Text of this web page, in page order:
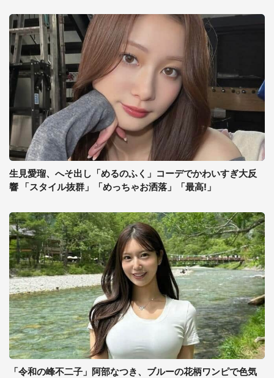
生見愛瑠、へそ出し「めるのふく」コーデでかわいすぎ大反
響 「スタイル抜群」「めっちゃお洒落」「最高!」
「令和の峰不二子」阿部なつき、ブルーの花柄ワンピで色気